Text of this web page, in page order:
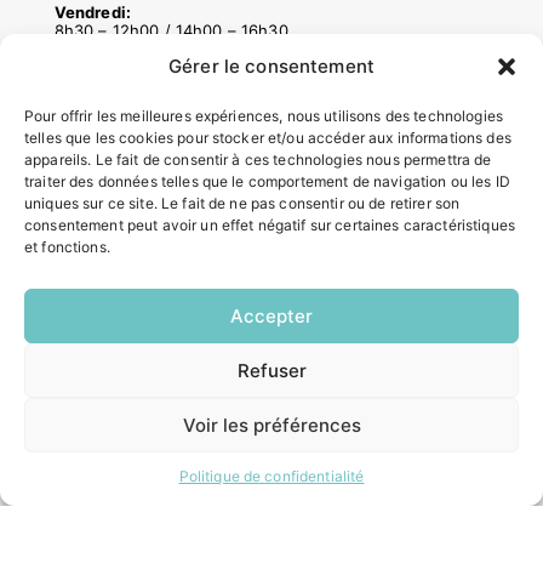
Gérer le consentement
Pour offrir les meilleures expériences, nous utilisons des technologies
telles que les cookies pour stocker et/ou accéder aux informations des
appareils. Le fait de consentir à ces technologies nous permettra de
traiter des données telles que le comportement de navigation ou les ID
uniques sur ce site. Le fait de ne pas consentir ou de retirer son
consentement peut avoir un effet négatif sur certaines caractéristiques
et fonctions.
Accepter
Refuser
Voir les préférences
Politique de confidentialité
Vendredi:
8h30 – 12h00 / 14h00 – 16h30
ACCÉS RAPIDES
Contacter la mairie
Pôle santé
Le Saucatais
Formalités administratives
Restauration scolaire
INFORMATIONS LÉGALES
Politique de confidentialité